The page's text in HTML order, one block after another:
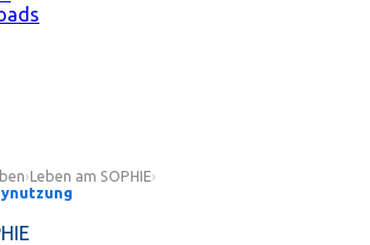
›Leben am SOPHIE›